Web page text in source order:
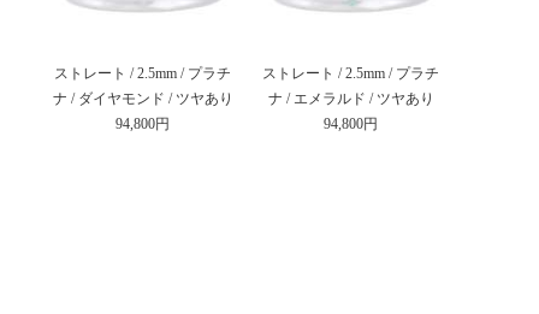
ストレート / 2.5mm / プラチ
ナ / ダイヤモンド / ツヤあり
94,800円
ストレート / 2.5mm / プラチ
ナ / エメラルド / ツヤあり
94,800円